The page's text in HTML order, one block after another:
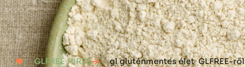
GLFREE HÍREK gl gluténmentes élet,GLFREE-ről